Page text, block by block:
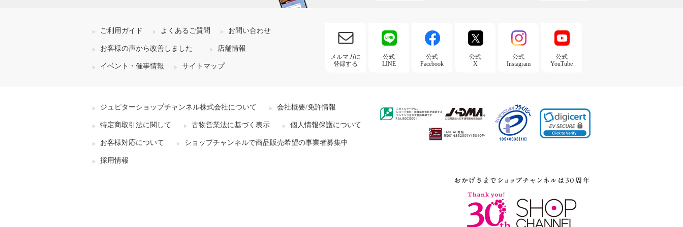
ご利用ガイド よくあるご質問 お問い合わせ
お客様の声から改善しました 店舗情報
イベント・催事情報 サイトマップ
メルマガに
登録する
公式
LINE
公式
Facebook
公式
X
公式
Instagram
公式
YouTube
ジュピターショップチャンネル株式会社について 会社概要/免許情報
特定商取引法に関して 古物営業法に基づく表示 個人情報保護について
お客様対応について ショップチャンネルで商品販売希望の事業者募集中
採用情報